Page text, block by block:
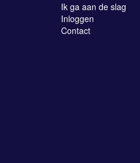
Ik ga aan de slag
Inloggen
Contact